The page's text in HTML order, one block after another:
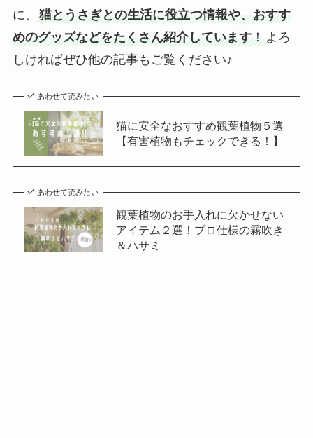
に、 猫とうさぎとの生活に役立つ情報や、おすす
めのグッズなどをたくさん紹介しています！よろ
しければぜひ他の記事もご覧ください♪
あわせて読みたい
猫に安全なおすすめ観葉植物５選
【有害植物もチェックできる！】
あわせて読みたい
観葉植物のお手入れに欠かせない
アイテム２選！プロ仕様の霧吹き
＆ハサミ